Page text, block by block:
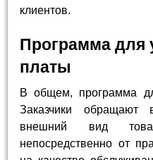
клиентов.
Программа для
платы
В общем, программа
Заказчики
внешний вид
непосредственно от